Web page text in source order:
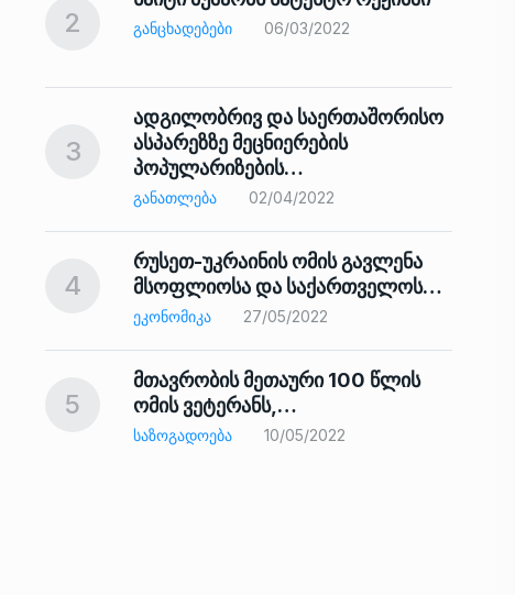
2 ᲒᲐᲜᲪᲮᲐᲓᲔᲑᲔᲑᲘ 06/03/2022
3
ადგილობრივ და საერთაშორისო
ასპარეზზე მეცნიერების
პოპულარიზების…
ᲒᲐᲜᲐᲗᲚᲔᲑᲐ 02/04/2022
4
რუსეთ-უკრაინის ომის გავლენა
მსოფლიოსა და საქართველოს…
ᲔᲙᲝᲜᲝᲛᲘᲙᲐ 27/05/2022
5
მთავრობის მეთაური 100 წლის
ომის ვეტერანს,…
ᲡᲐᲖᲝᲒᲐᲓᲝᲔᲑᲐ 10/05/2022